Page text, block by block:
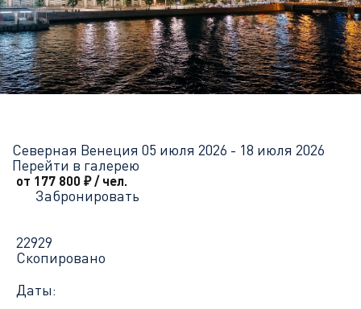
Северная Венеция 05 июля 2026 - 18 июля 2026
Перейти в галерею
от 177 800 ₽/ чел.
Забронировать
22929
Скопировано
Даты: